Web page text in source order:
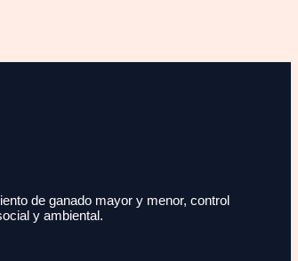
de ganado mayor y menor, control
y ambiental.